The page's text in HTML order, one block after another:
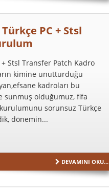
PC + Stsl
Stsl Transfer Patch Kadro
kimine unutturduğu
kadroları bu
sunmuş olduğumuz, fifa
sorunsuz Türkçe
dönemin...
DEVAMINI OKU...